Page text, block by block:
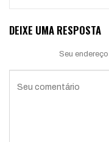
DEIXE UMA RESPOSTA
Seu